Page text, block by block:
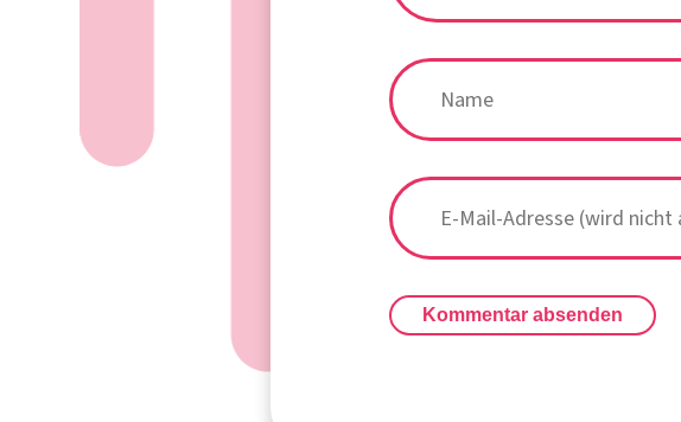
Kommentar absenden